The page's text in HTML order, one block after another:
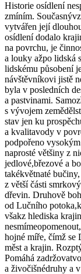
Historie osídlení
zmíním.
vytvářen její
osídlení dodalo
na povrchu, je
a louky ažpo lidská
lidskému působení
návštěvníkovi jistě
byla v posledních
a pastvinami.
s vývojem
stav jen ku
a kvalitavody v
podpořeno
naprosté většiny z
jedlové,březové a
takékvětnaté
z větší části
dřevin. Druhově
od Lučního
všakz hlediska
hojné míře, čímž se
měst a krajin.
Pomáhá
a živočišnédruhy a